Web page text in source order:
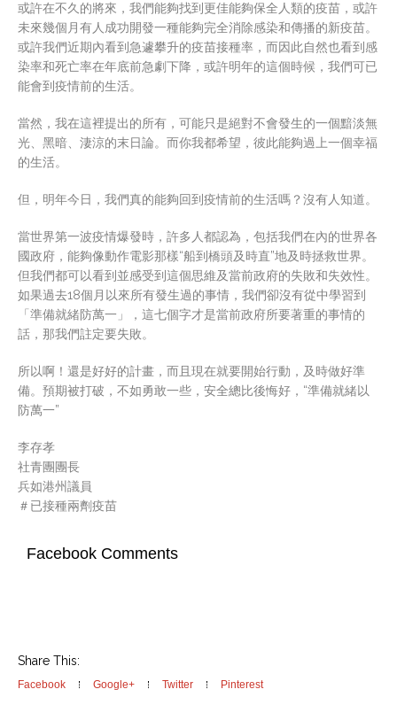
或許在不久的將來，我們能夠找到更佳能夠保全人類的疫苗，或許
未來幾個月有人成功開發一種能夠完全消除感染和傳播的新疫苗。
或許我們近期內看到急遽攀升的疫苗接種率，而因此自然也看到感
染率和死亡率在年底前急劇下降，或許明年的這個時候，我們可已
能會到疫情前的生活。
當然，我在這裡提出的所有，可能只是絕對不會發生的一個黯淡無
光、黑暗、淒涼的末日論。而你我都希望，彼此能夠過上一個幸福
的生活。
但，明年今日，我們真的能夠回到疫情前的生活嗎？沒有人知道。
當世界第一波疫情爆發時，許多人都認為，包括我們在內的世界各
國政府，能夠像動作電影那樣“船到橋頭及時直”地及時拯救世界。
但我們都可以看到並感受到這個思維及當前政府的失敗和失效性。
如果過去18個月以來所有發生過的事情，我們卻沒有從中學習到
「準備就緒防萬一」，這七個字才是當前政府所要著重的事情的
話，那我們註定要失敗。
所以啊！還是好好的計畫，而且現在就要開始行動，及時做好準
備。預期被打破，不如勇敢一些，安全總比後悔好，“準備就緒以
防萬一”
李存孝
社青團團長
兵如港州議員
＃已接種兩劑疫苗
Facebook Comments
Share This:
Facebook Google+ Twitter Pinterest